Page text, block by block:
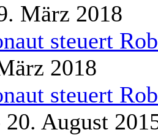
März 2018
steuert
2018
steuert
20. August